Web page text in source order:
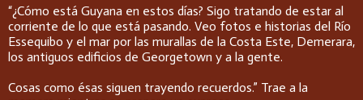
“¿Cómo está Guyana en estos días? Sigo tratando de estar al
corriente de lo que está pasando. Veo fotos e historias del Río
Essequibo y el mar por las murallas de la Costa Este, Demerara,
los antiguos edificios de Georgetown y a la gente.
Cosas como ésas siguen trayendo recuerdos.” Trae a la